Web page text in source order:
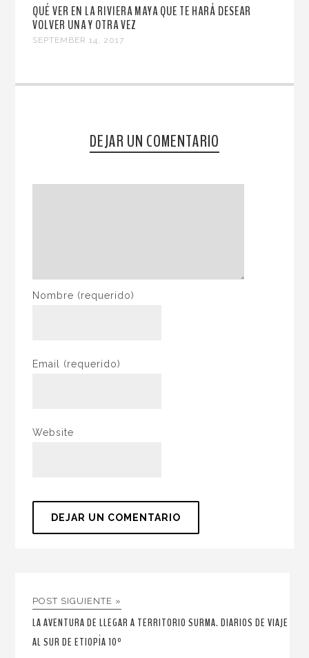
QUÉ VER EN LA RIVIERA MAYA QUE TE HARÁ DESEAR
VOLVER UNA Y OTRA VEZ
SEPTEMBER 14, 2017
DEJAR UN COMENTARIO
Nombre (requerido)
Email (requerido)
Website
POST SIGUIENTE »
LA AVENTURA DE LLEGAR A TERRITORIO SURMA. DIARIOS DE VIAJE
AL SUR DE ETIOPÍA 10º